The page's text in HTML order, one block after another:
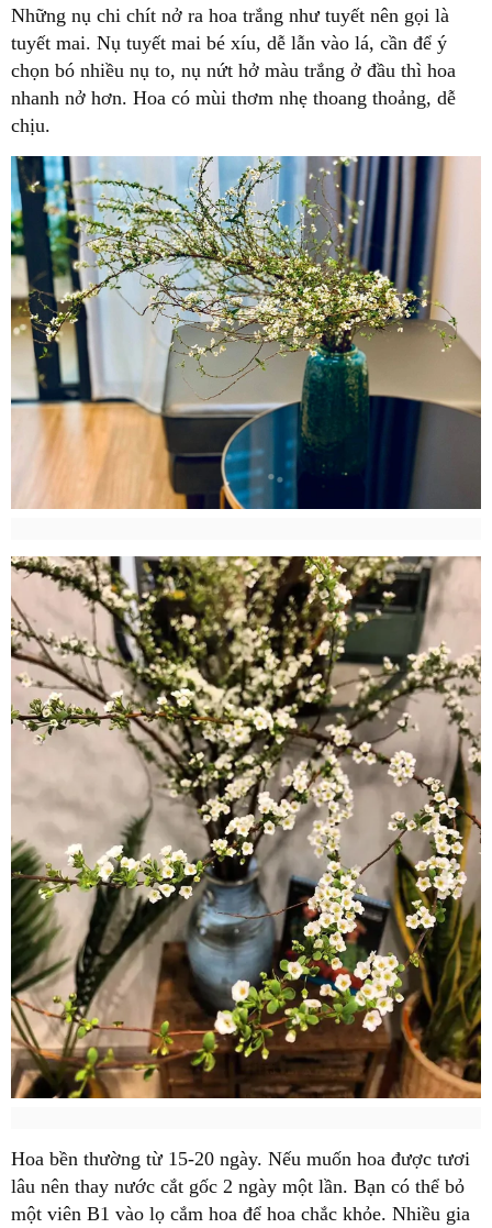
Những nụ chi chít nở ra hoa trắng như tuyết nên gọi là
tuyết mai. Nụ tuyết mai bé xíu, dễ lẫn vào lá, cần để ý
chọn bó nhiều nụ to, nụ nứt hở màu trắng ở đầu thì hoa
nhanh nở hơn. Hoa có mùi thơm nhẹ thoang thoảng, dễ
chịu.
Hoa bền thường từ 15-20 ngày. Nếu muốn hoa được tươi
lâu nên thay nước cắt gốc 2 ngày một lần. Bạn có thể bỏ
một viên B1 vào lọ cắm hoa để hoa chắc khỏe. Nhiều gia